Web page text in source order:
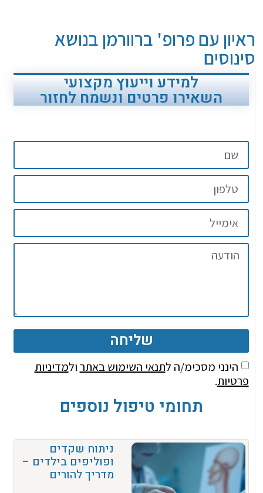
ראיון עם פרופ' ברוורמן בנושא
סינוסים
למידע וייעוץ מקצועי
השאירו פרטים ונשמח לחזור
הינני מסכימ/ה לתנאי השימוש באתרולמדיניות
פרטיות.
שליחה
תחומי טיפול נוספים
ניתוח שקדים
ופוליפים בילדים –
מדריך להורים